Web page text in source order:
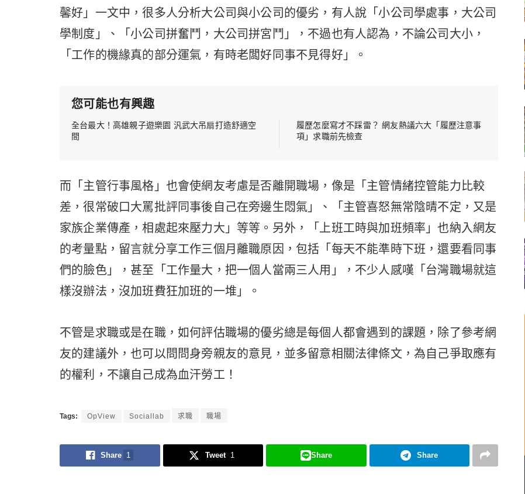
馨好」一文中，很多人分析大公司與小公司的優劣，有人說「小公司學處事，大公司
學制度」、「小公司拼奮鬥，大公司拼宮鬥」，不過也有人認為，不論公司大小，
「工作的機緣真的部分運氣，有時老闆好同事不見得好」。
您可能也有興趣
全台最大！高雄親子遊樂園 汎武大吊扇打造舒適空
間
履歷怎麼寫才不踩雷？ 網友熱議六大「履歷注意事
項」求職前先檢查
而「主管行事風格」也會使網友考慮是否離開職場，像是「主管情緒控管能力比較
差，很常破口大罵批評同事後自己在旁邊生悶氣」、「主管喜怒無常陰晴不定，又是
家族企業傳產，相處起來壓力大」等等。另外，「上班工時與加班頻率」也納入網友
的考量點，留言就分享工作三個月離職原因，包括「每天不能準時下班，還要看同事
們的臉色」，甚至「工作量大，把一個人當兩三人用」，不少人感嘆「台灣職場就這
樣沒辦法，沒加班費狂加班的一堆」。
不管是求職或是在職，如何評估職場的優劣總是每個人都會遇到的課題，除了參考網
友的建議外，也可以問問身旁親友的意見，並多留意相關法律條文，為自己爭取應有
的權利，不讓自己成為血汗勞工！
Tags: OpView Sociallab 求職 職場
Share 1 Tweet 1 Share Share